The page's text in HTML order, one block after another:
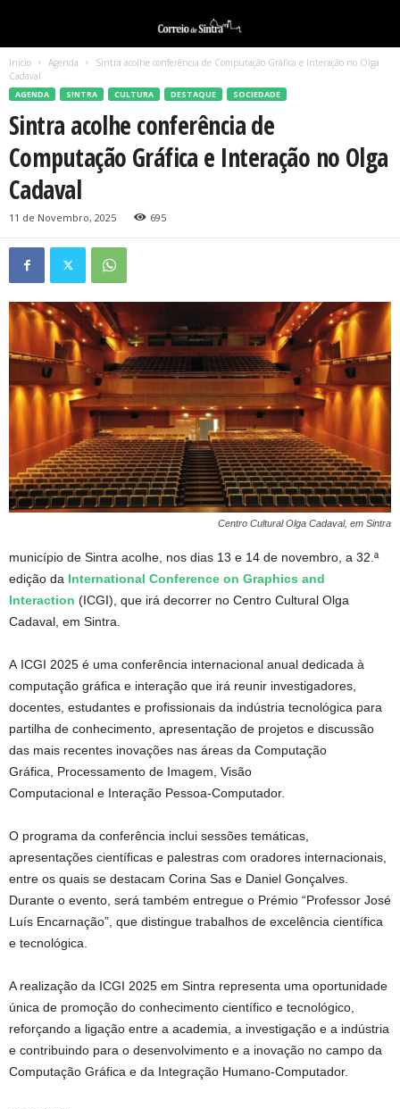
Início Agenda
Sintra acolhe conferência de Computação Gráfica e Interação no Olga
Cadaval
AGENDA SINTRA CULTURA DESTAQUE SOCIEDADE
Sintra acolhe conferência de
Computação Gráfica e Interação no Olga
Cadaval
11 de Novembro, 2025 695
Centro Cultural Olga Cadaval, em Sintra
município de Sintra acolhe, nos dias 13 e 14 de novembro, a 32.ª
edição da International Conference on Graphics and
Interaction (ICGI), que irá decorrer no Centro Cultural Olga
Cadaval, em Sintra.
A ICGI 2025 é uma conferência internacional anual dedicada à
computação gráfica e interação que irá reunir investigadores,
docentes, estudantes e profissionais da indústria tecnológica para
partilha de conhecimento, apresentação de projetos e discussão
das mais recentes inovações nas áreas da Computação
Gráfica, Processamento de Imagem, Visão
Computacional e Interação Pessoa-Computador.
O programa da conferência inclui sessões temáticas,
apresentações científicas e palestras com oradores internacionais,
entre os quais se destacam Corina Sas e Daniel Gonçalves.
Durante o evento, será também entregue o Prémio “Professor José
Luís Encarnação”, que distingue trabalhos de excelência científica
e tecnológica.
A realização da ICGI 2025 em Sintra representa uma oportunidade
única de promoção do conhecimento científico e tecnológico,
reforçando a ligação entre a academia, a investigação e a indústria
e contribuindo para o desenvolvimento e a inovação no campo da
Computação Gráfica e da Integração Humano-Computador.